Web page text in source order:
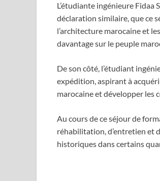
L’étudiante ingénieure Fidaa
déclaration similaire, que ce
l’architecture marocaine et
davantage sur le peuple
De son côté, l’étudiant
expédition, aspirant à
marocaine et développer les
Au cours de ce séjour de
réhabilitation, d’entretien et
historiques dans certains